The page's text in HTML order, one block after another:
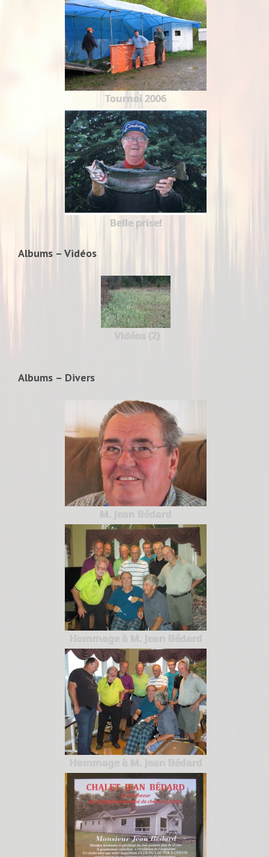
Tournoi 2006
Belle prise!
Albums – Vidéos
Vidéos (2)
Albums – Divers
M. Jean Bédard
Hommage à M. Jean Bédard
Hommage à M. Jean Bédard